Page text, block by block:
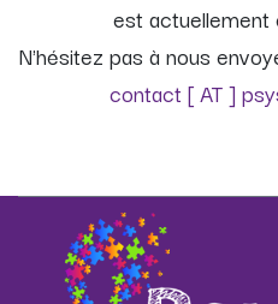
est actuellement
N'hésitez pas à nous
contact [ AT ]